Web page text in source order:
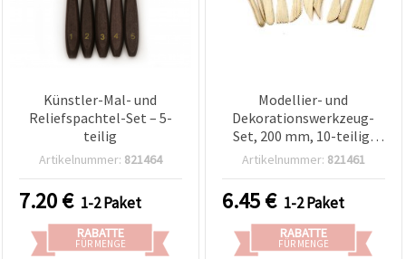
Künstler-Mal- und
Reliefspachtel-Set – 5-
teilig
Artikelnummer: 821464
7.20€ 1-2 Paket
RABATTE
FÜR MENGE
Modellier- und
Dekorationswerkzeug-
Set, 200 mm, 10-teilig,
mit 19 Aufsätzen
Artikelnummer: 821461
6.45€ 1-2 Paket
RABATTE
FÜR MENGE